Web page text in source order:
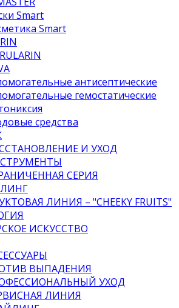
Smart
Smart
антисептические
гемостатические
средства
И УХОД
СЕРИЯ
ЛИНИЯ – "CHEEKY FRUITS"
ИСКУССТВО
ВЫПАДЕНИЯ
УХОД
ЛИНИЯ